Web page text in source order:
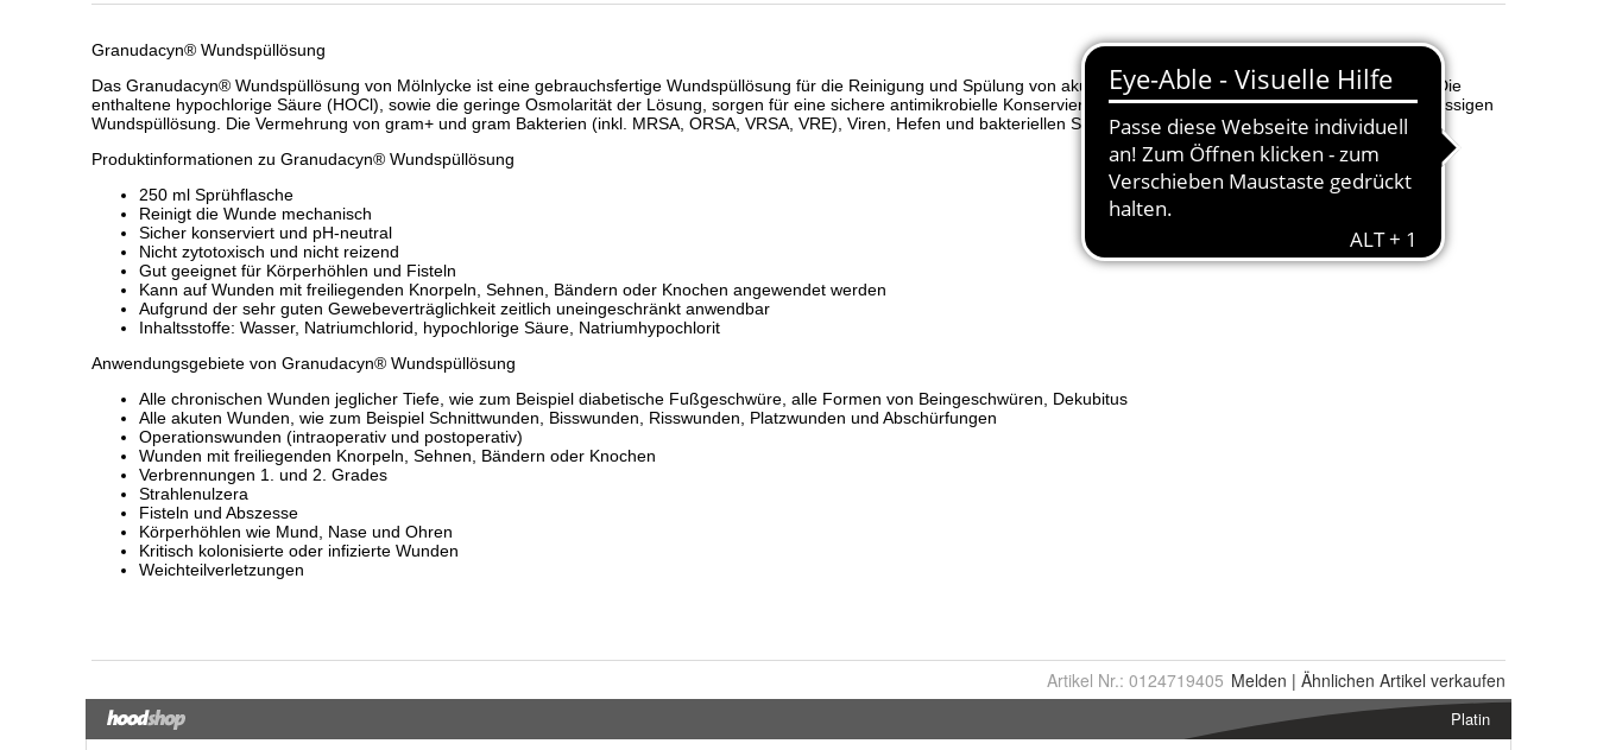
Artikel Nr.: 0124719405 Melden | Ähnlichen Artikel verkaufen
Platin